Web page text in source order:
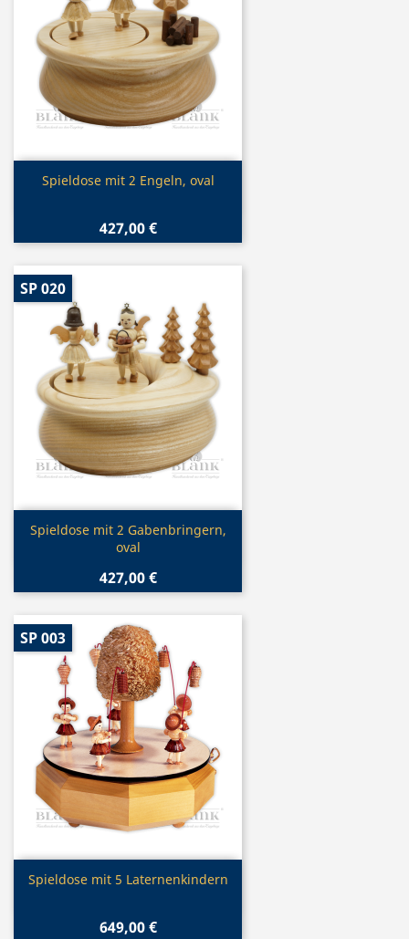
 Vorschau
Spieldose mit 2 Engeln, oval
427,00 €
Vorschau
Spieldose mit 2 Gabenbringern,
oval
427,00 €
SP 020
Vorschau
Spieldose mit 5 Laternenkindern
649,00 €
SP 003